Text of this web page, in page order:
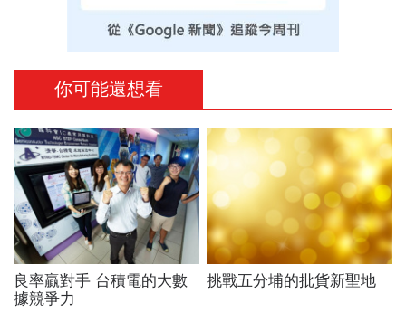
你可能還想看
良率贏對手 台積電的大數
據競爭力
挑戰五分埔的批貨新聖地